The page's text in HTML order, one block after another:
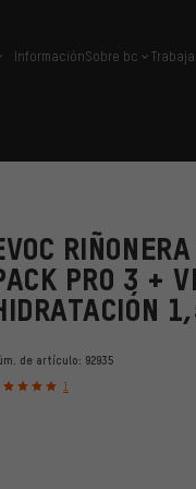
InformaciónSobre bc
PRO 3 +
de artículo: 92935
1